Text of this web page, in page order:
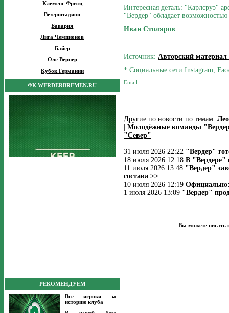
Клеменс Фритц
Везерштадион
Бавария
Лига Чемпионов
Байер
Оле Вернер
Кубок Германии
ФК WERDERBREMEN.RU
РЕКОМЕНДУЕМ
Все игроки за
историю клуба
Интересная деталь: "Карлсруэ"
"Вердер" обладает
Иван Столяров
Источник: Авторский
* Социальные сети Instagram,
Другие по новости по темам:
Молодёжные команды
"Север"
31 июля 2026 22:22 "Вердер"
18 июля 2026 12:18 В "Вердере"
11 июля 2026 13:48 "Вердер"
состава >>
10 июля 2026 12:19
1 июля 2026 13:09 "Вердер"
Вы можете писать